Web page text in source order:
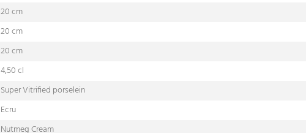
20 cm
20 cm
20 cm
4,50 cl
Super Vitrified porselein
Ecru
Nutmeg Cream